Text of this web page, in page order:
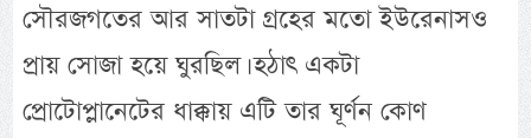
সৌরজগতের আর সাতটা গ্রহের মতো ইউরেনাসও
প্রায় সোজা হয়ে ঘুরছিল। হঠাৎ একটা
প্রোটোপ্লানেটের ধাক্কায় এটি তার ঘূর্ণন কোণ